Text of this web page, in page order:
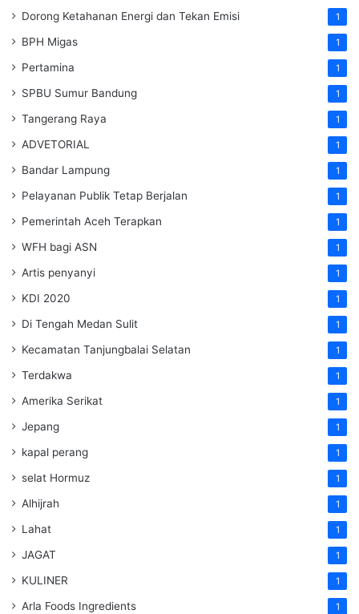
Dorong Ketahanan Energi dan Tekan Emisi 1
BPH Migas 1
Pertamina 1
SPBU Sumur Bandung 1
Tangerang Raya 1
ADVETORIAL 1
Bandar Lampung 1
Pelayanan Publik Tetap Berjalan 1
Pemerintah Aceh Terapkan 1
WFH bagi ASN 1
Artis penyanyi 1
KDI 2020 1
Di Tengah Medan Sulit 1
Kecamatan Tanjungbalai Selatan 1
Terdakwa 1
Amerika Serikat 1
Jepang 1
kapal perang 1
selat Hormuz 1
Alhijrah 1
Lahat 1
JAGAT 1
KULINER 1
Arla Foods Ingredients 1